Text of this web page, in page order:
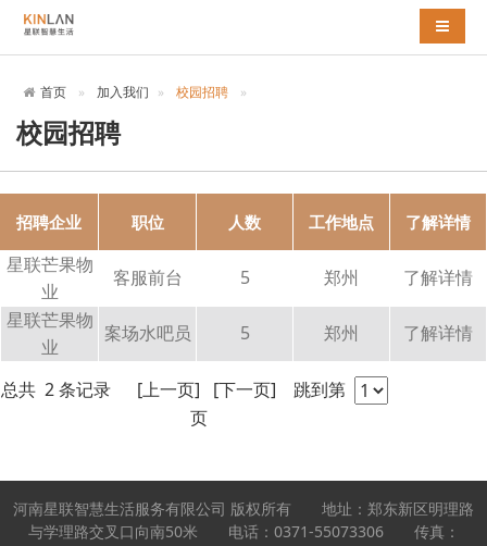
导航切
首页 加入我们 校园招聘
校园招聘
招聘企业 职位 人数 工作地点 了解详情
星联芒果物
业
客服前台 5 郑州
了解详情
星联芒果物
业
案场水吧员 5 郑州 了解详情
总共 2 条记录 [上一页] [下一页] 跳到第
页
河南星联智慧生活服务有限公司 版权所有 地址：郑东新区明理路
与学理路交叉口向南50米 电话：0371-55073306 传真：